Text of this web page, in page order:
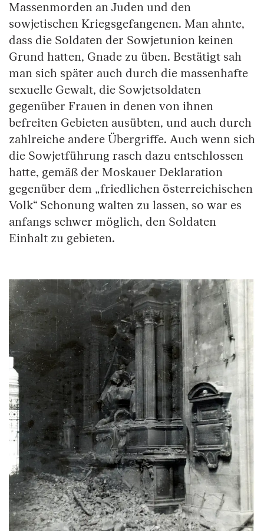
Massenmorden an Juden und den
sowjetischen Kriegsgefangenen. Man ahnte,
dass die Soldaten der Sowjetunion keinen
Grund hatten, Gnade zu üben. Bestätigt sah
man sich später auch durch die massenhafte
sexuelle Gewalt, die Sowjetsoldaten
gegenüber Frauen in denen von ihnen
befreiten Gebieten ausübten, und auch durch
zahlreiche andere Übergriffe. Auch wenn sich
die Sowjetführung rasch dazu entschlossen
hatte, gemäß der Moskauer Deklaration
gegenüber dem „friedlichen österreichischen
Volk“ Schonung walten zu lassen, so war es
anfangs schwer möglich, den Soldaten
Einhalt zu gebieten.